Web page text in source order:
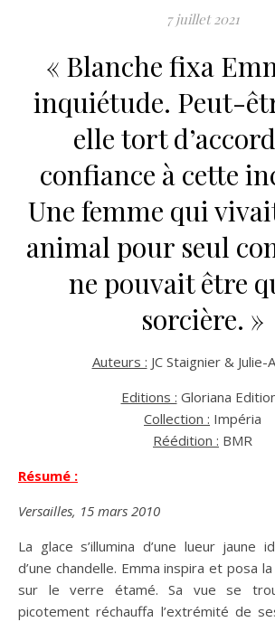
7 juillet 2021
« Blanche fixa
inquiétude. Peut-
elle tort
confiance à cette
Une femme qui
animal pour seul
ne pouvait être
sorcière. »
Auteurs : JC Staignier & Julie-
Editions : Gloriana
Collection : Impéria
Réédition : BMR
Résumé :
Versailles, 15 mars 2010
La glace s’illumina d’une lueur jaune
d’une chandelle. Emma inspira et posa
sur le verre étamé. Sa vue se
picotement réchauffa l’extrémité de